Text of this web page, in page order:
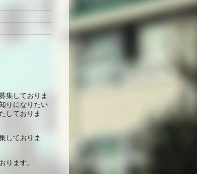
集しておりま
りになりたい
しておりま
しておりま
ります。